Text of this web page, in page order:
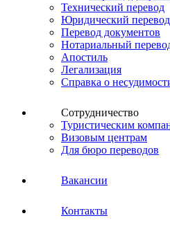
Технический перевод
Юридический перевод
Перевод документов
Нотариальный
Апостиль
Легализация
Справка о
Сотрудничество
Туристическим
Визовым центрам
Для бюро переводов
Вакансии
Контакты